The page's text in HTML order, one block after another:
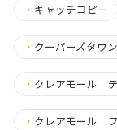
・ キャッチコピー
・ クーパーズタウ
・ クレアモール
・ クレアモール